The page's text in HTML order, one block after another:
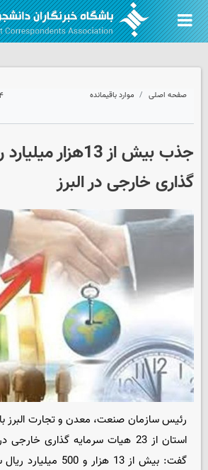
صفحه اصلی موارد باقیمانده ۲۴
جذب بیش از 13هزار
گذاری خارجی در البرز
رئیس سازمان صنعت، معدن و تجارت البرز با
استان از 23 هیات سرمایه گذاری
گفت: بیش از 13 هزار و